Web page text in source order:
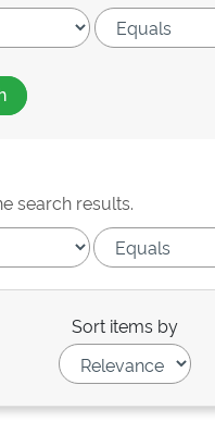
search results.
Sort items by